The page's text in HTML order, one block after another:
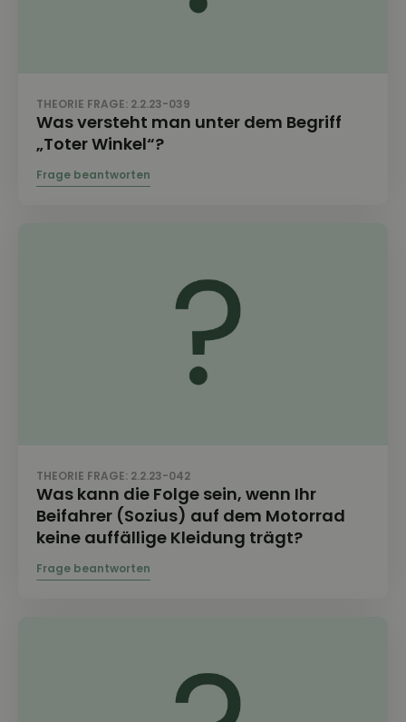
THEORIE FRAGE: 2.2.23-039
Was versteht man unter dem Begriff
„Toter Winkel“?
THEORIE FRAGE: 2.2.23-042
Was kann die Folge sein, wenn Ihr
Beifahrer (Sozius) auf dem Motorrad
keine auffällige Kleidung trägt?